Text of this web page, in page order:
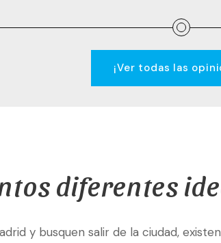
¡Ver todas las
diferentes
y busquen salir de la ciudad,